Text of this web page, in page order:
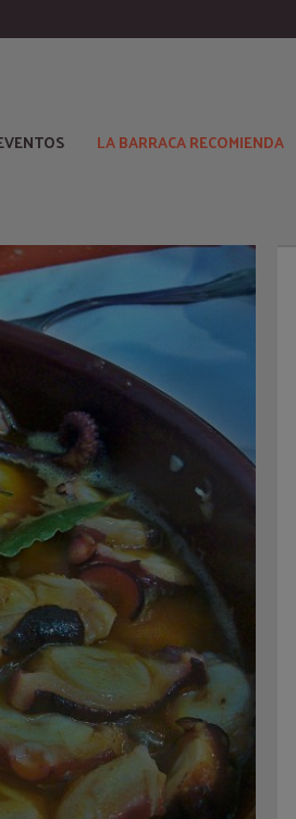
LA BARRACA RECOMIENDA